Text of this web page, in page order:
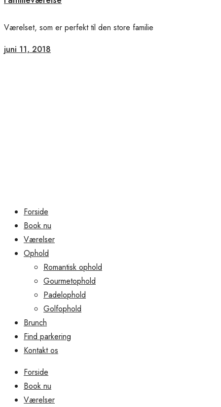
Værelset, som er perfekt til den store familie
juni 11, 2018
Forside
Book nu
Værelser
Ophold
Romantisk ophold
Gourmetophold
Padelophold
Golfophold
Brunch
Find parkering
Kontakt os
Forside
Book nu
Værelser